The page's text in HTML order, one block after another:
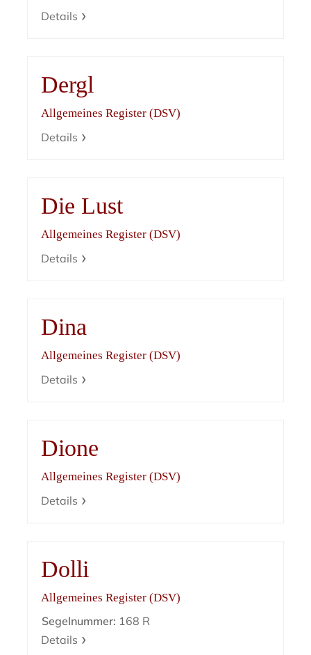
Details
Dergl
Allgemeines Register (DSV)
Details
Die Lust
Allgemeines Register (DSV)
Details
Dina
Allgemeines Register (DSV)
Details
Dione
Allgemeines Register (DSV)
Details
Dolli
Allgemeines Register (DSV)
Segelnummer: 168 R
Details